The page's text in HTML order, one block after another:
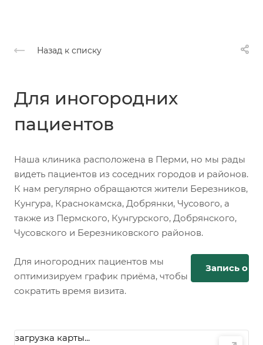
Назад к списку
Для иногородних
пациентов
Наша клиника расположена в Перми, но мы рады
видеть пациентов из соседних городов и районов.
К нам регулярно обращаются жители Березников,
Кунгура, Краснокамска, Добрянки, Чусового, а
также из Пермского, Кунгурского, Добрянского,
Чусовского и Березниковского районов.
Для иногородних пациентов мы
оптимизируем график приёма, чтобы
сократить время визита.
Запись
загрузка карты...